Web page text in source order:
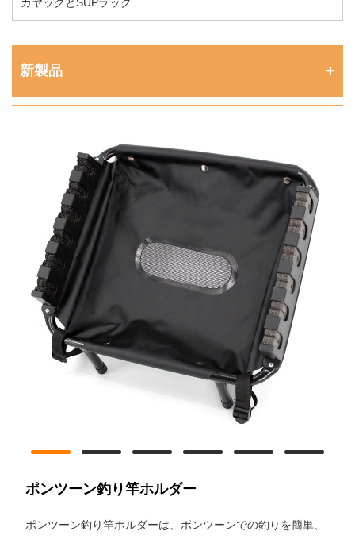
カヤックとSUPラック
新製品
ポンツーン釣り竿ホルダー
ポンツーン釣り竿ホルダーは、ポンツーンでの釣りを簡単、